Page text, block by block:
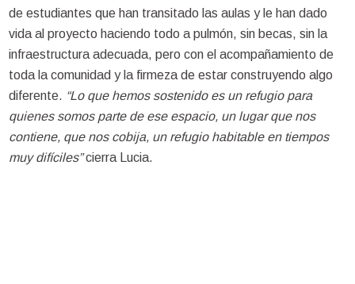
de estudiantes que han transitado las aulas y le han dado
vida al proyecto haciendo todo a pulmón, sin becas, sin la
infraestructura adecuada, pero con el acompañamiento de
toda la comunidad y la firmeza de estar construyendo algo
diferente. “Lo que hemos sostenido es un refugio para
quienes somos parte de ese espacio, un lugar que nos
contiene, que nos cobija, un refugio habitable en tiempos
muy difíciles”cierra Lucia.